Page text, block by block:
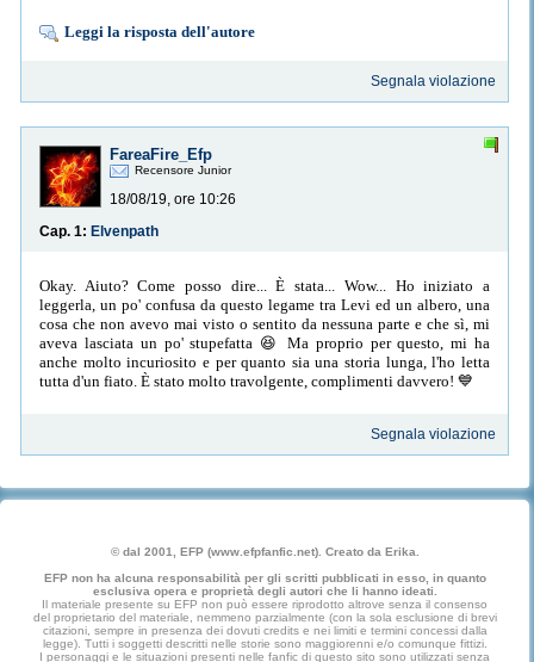
Leggi la risposta dell'autore
Segnala violazione
FareaFire_Efp
Recensore Junior
18/08/19, ore 10:26
Cap. 1: Elvenpath
Okay. Aiuto? Come posso dire... È stata... Wow... Ho iniziato a
leggerla, un po' confusa da questo legame tra Levi ed un albero, una
cosa che non avevo mai visto o sentito da nessuna parte e che sì, mi
aveva lasciata un po' stupefatta 😆 Ma proprio per questo, mi ha
anche molto incuriosito e per quanto sia una storia lunga, l'ho letta
tutta d'un fiato. È stato molto travolgente, complimenti davvero! 💙
Segnala violazione
© dal 2001, EFP (www.efpfanfic.net). Creato da Erika.
EFP non ha alcuna responsabilità per gli scritti pubblicati in esso, in quanto
esclusiva opera e proprietà degli autori che li hanno ideati.
Il materiale presente su EFP non può essere riprodotto altrove senza il consenso
del proprietario del materiale, nemmeno parzialmente (con la sola esclusione di brevi
citazioni, sempre in presenza dei dovuti credits e nei limiti e termini concessi dalla
legge). Tutti i soggetti descritti nelle storie sono maggiorenni e/o comunque fittizi.
I personaggi e le situazioni presenti nelle fanfic di questo sito sono utilizzati senza